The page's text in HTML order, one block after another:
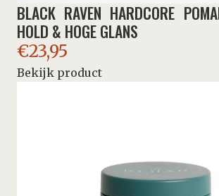
BLACK RAVEN HARDCORE
HOLD & HOGE GLANS
€23,95
Bekijk product